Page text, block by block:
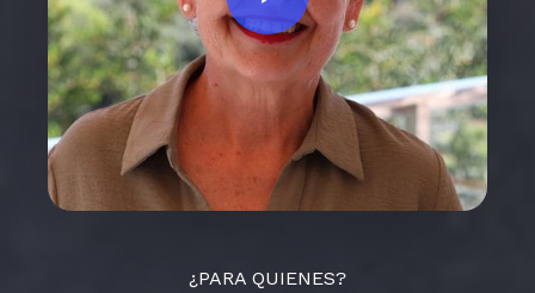
¿PARA QUIENES?